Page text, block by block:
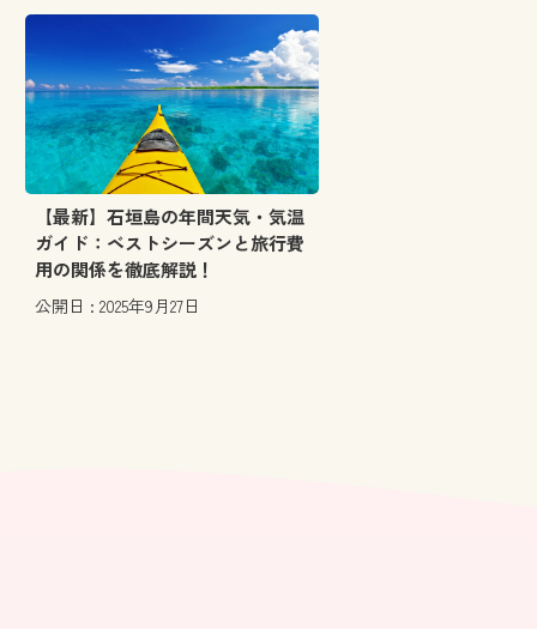
【最新】石垣島の年間天気・気温
ガイド：ベストシーズンと旅行費
用の関係を徹底解説！
公開日 : 2025年9月27日